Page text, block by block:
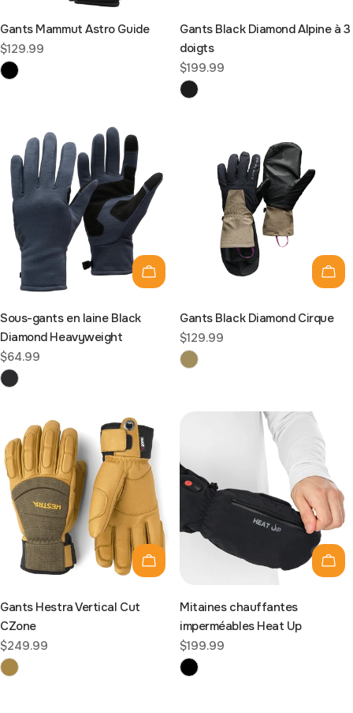
Gants Mammut Astro Guide
Prix
habituel
$129.99
Gants Black Diamond Alpine à 3
doigts
Prix
habituel
$199.99
Choisissez les options
Sous-gants en laine Black
Diamond Heavyweight
Prix
habituel
$64.99
Gants Black Diamond Cirque
Prix
habituel
$129.99
Choisissez les options
Gants Hestra Vertical Cut
CZone
Prix
habituel
$249.99
Mitaines chauffantes
imperméables Heat Up
Prix
habituel
$199.99